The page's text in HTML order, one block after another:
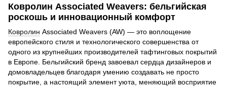
Ковролин Associated Weavers: бельгийская
роскошь и инновационный комфорт
Ковролин Associated Weavers (AW) — это воплощение
европейского стиля и технологического совершенства от
одного из крупнейших производителей тафтинговых покрытий
в Европе. Бельгийский бренд завоевал сердца дизайнеров и
домовладельцев благодаря умению создавать не просто
покрытие, а настоящий элемент уюта, меняющий восприятие